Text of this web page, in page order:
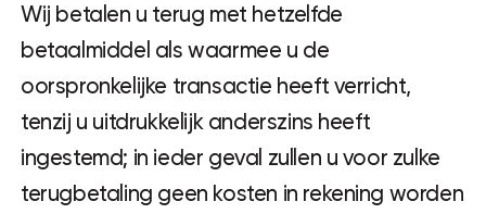
Wij betalen u terug met hetzelfde
betaalmiddel als waarmee u de
oorspronkelijke transactie heeft verricht,
tenzij u uitdrukkelijk anderszins heeft
ingestemd; in ieder geval zullen u voor zulke
terugbetaling geen kosten in rekening worden